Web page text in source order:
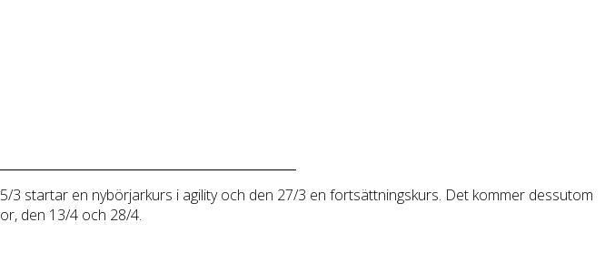
startar en nybörjarkurs i agility och den 27/3 en fortsättningskurs. Det kommer dessutom
den 13/4 och 28/4.